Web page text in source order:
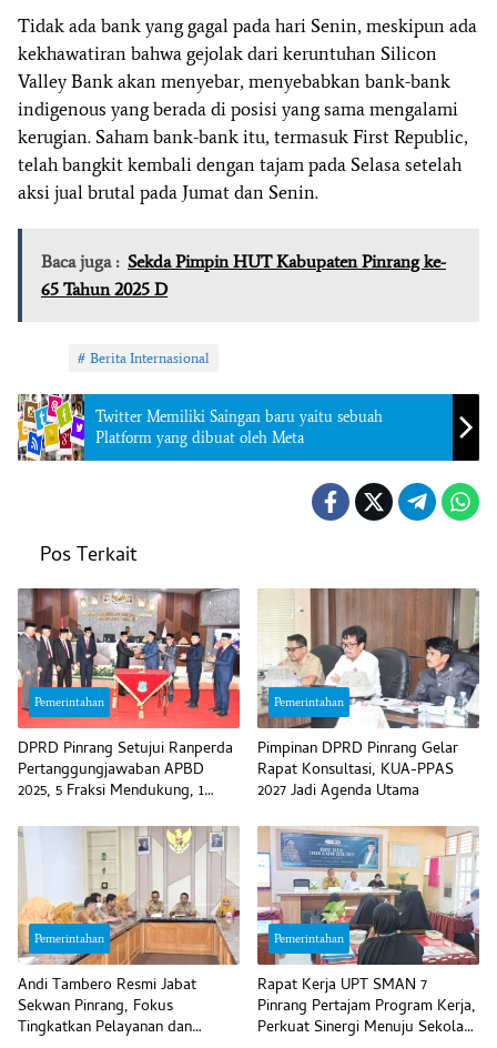
Tidak ada bank yang gagal pada hari Senin, meskipun ada
kekhawatiran bahwa gejolak dari keruntuhan Silicon
Valley Bank akan menyebar, menyebabkan bank-bank
indigenous yang berada di posisi yang sama mengalami
kerugian. Saham bank-bank itu, termasuk First Republic,
telah bangkit kembali dengan tajam pada Selasa setelah
aksi jual brutal pada Jumat dan Senin.
Baca juga : Sekda Pimpin HUT Kabupaten Pinrang ke-
65 Tahun 2025 D
Berita Internasional
Twitter Memiliki Saingan baru yaitu sebuah
Platform yang dibuat oleh Meta
Pos Terkait
Pemerintahan
DPRD Pinrang Setujui Ranperda
Pertanggungjawaban APBD
2025, 5 Fraksi Mendukung, 1
Pemerintahan
Pimpinan DPRD Pinrang Gelar
Rapat Konsultasi, KUA-PPAS
2027 Jadi Agenda Utama
Pemerintahan
Andi Tambero Resmi Jabat
Sekwan Pinrang, Fokus
Tingkatkan Pelayanan dan
Pemerintahan
Rapat Kerja UPT SMAN 7
Pinrang Pertajam Program Kerja,
Perkuat Sinergi Menuju Sekolah